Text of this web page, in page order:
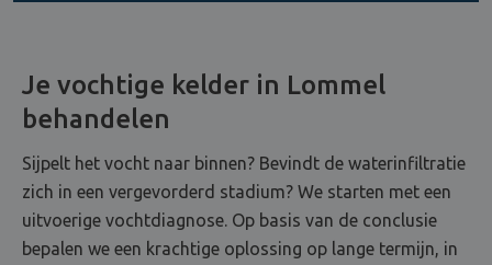
Je vochtige kelder in Lommel
behandelen
Sijpelt het vocht naar binnen? Bevindt de waterinfiltratie
zich in een vergevorderd stadium? We starten met een
uitvoerige vochtdiagnose. Op basis van de conclusie
bepalen we een krachtige oplossing op lange termijn, in